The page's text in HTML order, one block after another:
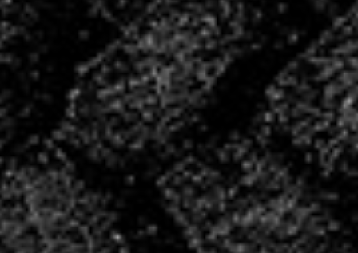
prendre connaissance des horaires et salles pour la
période de reprise.